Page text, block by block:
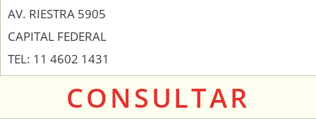
AV. RIESTRA 5905
CAPITAL FEDERAL
TEL: 11 4602 1431
CONSULTAR